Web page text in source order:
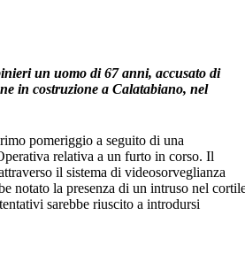
un uomo di 67 anni, accusato di
in costruzione a Calatabiano, nel
pomeriggio a seguito di una
relativa a un furto in corso. Il
il sistema di videosorveglianza
notato la presenza di un intruso nel
sarebbe riuscito a introdursi